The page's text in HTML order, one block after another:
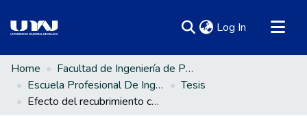
Log In (current)
Communities & Collections
All of DSpace
Statistics
Home
Facultad de Ingeniería de Procesos Industriales
Escuela Profesional De Ingeniería en Industrias Alimentarias
Tesis
Efecto del recubrimiento comestible a base de lactosuero y almidón de descartes de papa sobre el contenido de grasa, propiedades físicas y aceptabilidad sensorial de snack de papa (Solanum tuberosum) variedad Mariva.